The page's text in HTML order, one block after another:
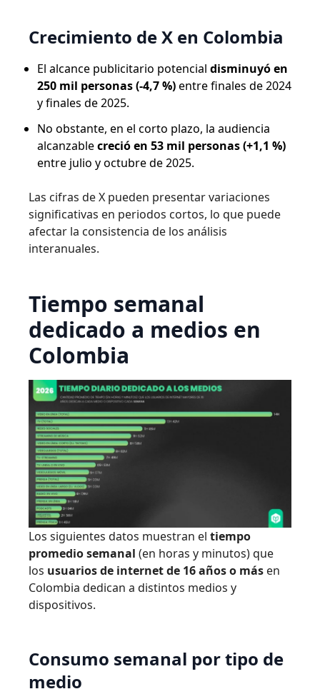
Crecimiento de X en Colombia
El alcance publicitario potencial disminuyó en
250 mil personas (-4,7 %)entre finales de 2024
y finales de 2025.
No obstante, en el corto plazo, la audiencia
alcanzablecreció en 53 mil personas (+1,1 %)
entre julio y octubre de 2025.
Las cifras de X pueden presentar variaciones
significativas en periodos cortos, lo que puede
afectar la consistencia de los análisis
interanuales.
Tiempo semanal
dedicado a medios en
Colombia
Los siguientes datos muestran el tiempo
promedio semanal (en horas y minutos) que
los usuarios de internet de 16 años o más en
Colombia dedican a distintos medios y
dispositivos.
Consumo semanal por tipo de
medio